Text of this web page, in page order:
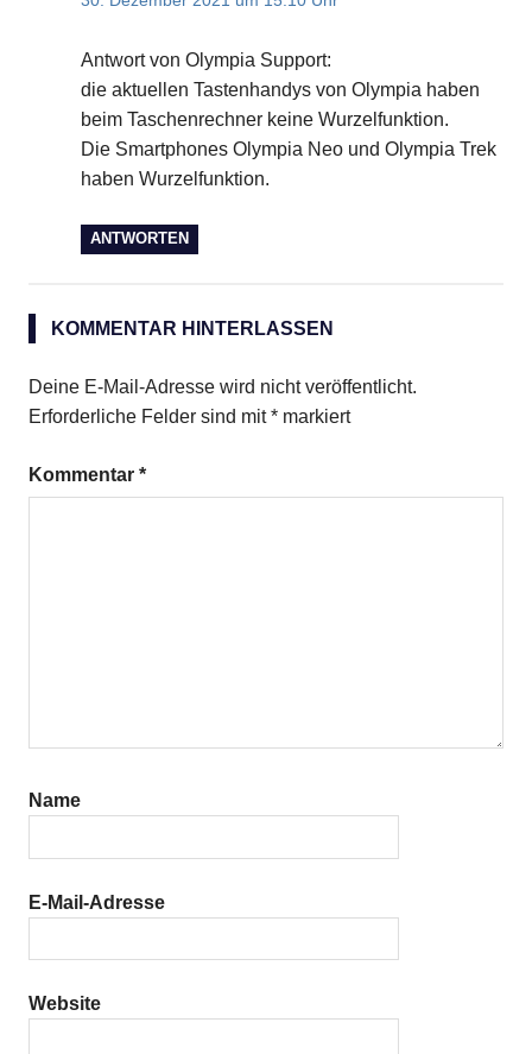
Antwort von Olympia Support:
die aktuellen Tastenhandys von Olympia haben
beim Taschenrechner keine Wurzelfunktion.
Die Smartphones Olympia Neo und Olympia Trek
haben Wurzelfunktion.
ANTWORTEN
KOMMENTAR HINTERLASSEN
Deine E-Mail-Adresse wird nicht veröffentlicht.
Erforderliche Felder sind mit* markiert
Kommentar *
Name
E-Mail-Adresse
Website